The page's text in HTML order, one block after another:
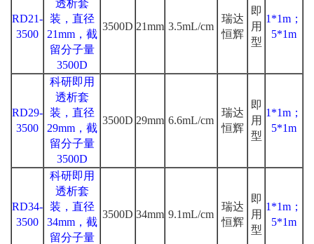
RD21-
3500
透析套
装，直径
21mm，截
留分子量
3500D
3500D 21mm 3.5mL/cm
瑞达
恒辉
即
用
型
1*1m；
5*1m
RD29-
3500
科研即用
透析套
装，直径
29mm，截
留分子量
3500D
3500D 29mm 6.6mL/cm
瑞达
恒辉
即
用
型
1*1m；
5*1m
RD34-
3500
科研即用
透析套
装，直径
34mm，截
留分子量
3500D 34mm 9.1mL/cm
瑞达
恒辉
即
用
型
1*1m；
5*1m